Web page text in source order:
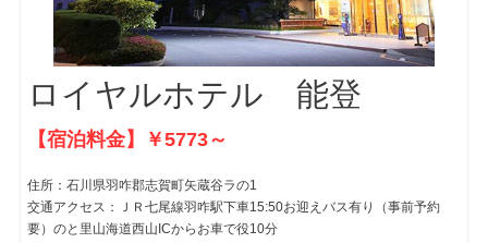
ロイヤルホテル 能登
【宿泊料金】￥5773～
住所：石川県羽咋郡志賀町矢蔵谷ラの1
交通アクセス：ＪＲ七尾線羽咋駅下車15:50お迎えバス有り（事前予約
要）のと里山海道西山ICからお車で役10分